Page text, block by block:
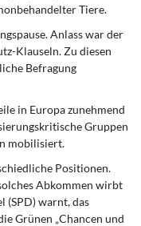
Tiere.
Anlass war der
Klauseln. Zu diesen
Befragung
in Europa zunehmend
Gruppen
mobilisiert.
Positionen.
Abkommen wirbt
(SPD) warnt, das
Grünen „Chancen und